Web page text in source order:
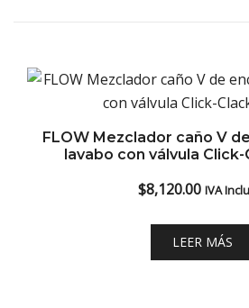
FLOW Mezclador caño V
lavabo con válvula
$8,120.00 IVA
LEER MÁS